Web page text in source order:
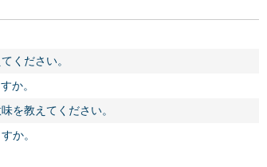
ください。
か。
を教えてください。
か。